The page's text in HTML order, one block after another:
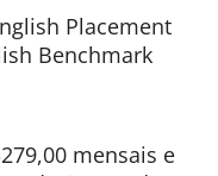
Placement
Benchmark
mensais e